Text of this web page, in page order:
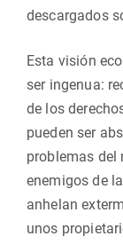
descargados
Esta visión
ser ingenua:
de los
pueden ser
problemas del
enemigos de
anhelan
unos